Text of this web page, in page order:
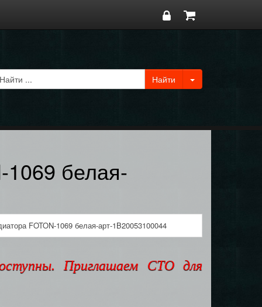
1069 белая-
FOTON-1069 белая-арт-1B20053100044
Приглашаем СТО для